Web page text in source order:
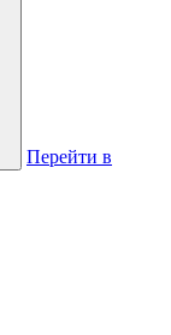
Перейти в